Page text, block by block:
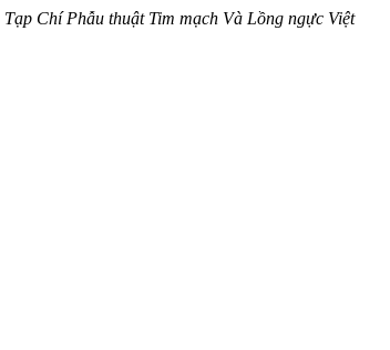
Tạp Chí Phẫu thuật Tim mạch Và Lồng ngực Việt